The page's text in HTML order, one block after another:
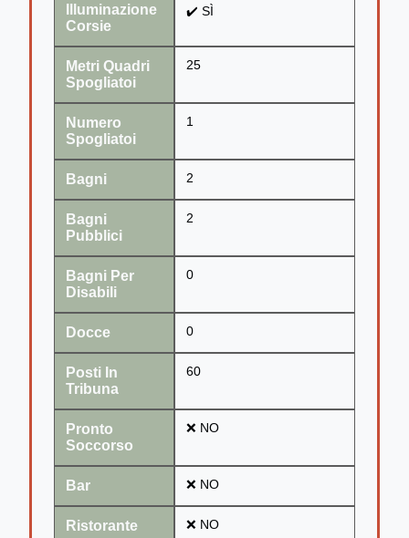
Illuminazione
Corsie
✔️ SÌ
Metri Quadri
Spogliatoi
25
Numero
Spogliatoi
1
Bagni 2
Bagni
Pubblici
2
Bagni Per
Disabili
0
Docce 0
Posti In
Tribuna
60
Pronto
Soccorso
❌ NO
Bar ❌ NO
Ristorante ❌ NO